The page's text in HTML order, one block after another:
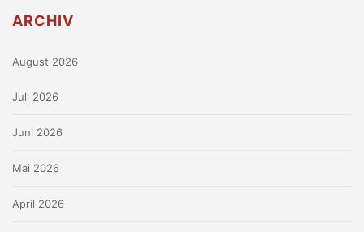
ARCHIV
August 2026
Juli 2026
Juni 2026
Mai 2026
April 2026